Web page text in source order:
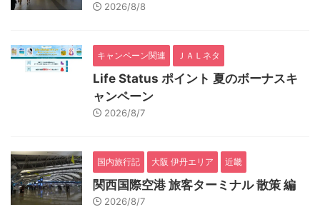
2026/8/8
キャンペーン関連 ＪＡＬネタ
Life Status ポイント 夏のボーナスキ
ャンペーン
2026/8/7
国内旅行記 大阪 伊丹エリア 近畿
関西国際空港 旅客ターミナル 散策 編
2026/8/7